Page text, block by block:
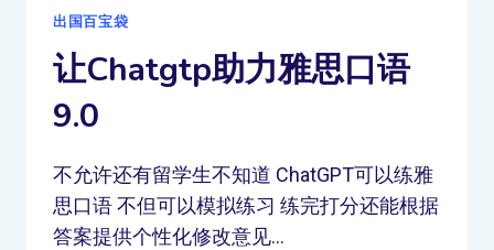
出国百宝袋
让Chatgtp助力雅思口语
9.0
不允许还有留学生不知道 ChatGPT可以练雅
思口语 不但可以模拟练习 练完打分还能根据
答案提供个性化修改意见…